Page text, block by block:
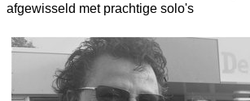
afgewisseld met prachtige solo's